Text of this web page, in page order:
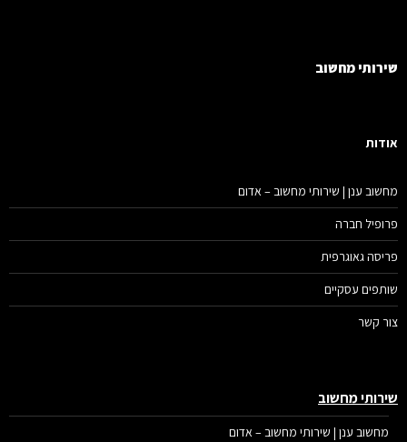
מחשוב
ענן | שירותי מחשוב – אדום
חברה
גאוגרפית
עסקיים
קשר
מחשוב
מחשוב ענן | שירותי מחשוב – אדום